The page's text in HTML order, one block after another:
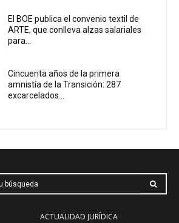
El BOE publica el convenio textil de
ARTE, que conlleva alzas salariales
para...
Cincuenta años de la primera
amnistía de la Transición: 287
excarcelados...
búsqueda
ACTUALIDAD JURÍDICA